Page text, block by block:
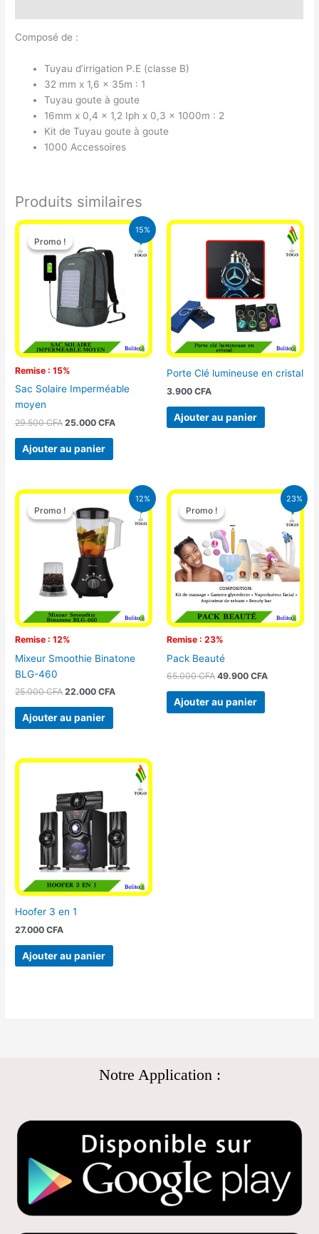
Composé de :
Tuyau d’irrigation P.E (classe B)
32 mm x 1,6 x 35m : 1
Tuyau goute à goute
16mm x 0,4 x 1,2 Iph x 0,3 x 1000m : 2
Kit de Tuyau goute à goute
1000 Accessoires
Produits similaires
15%
Promo !
Remise : 15%
Promo !
Sac Solaire Imperméable
moyen
29.500CFA
Le
prix
initial
était :
29.500 CFA.
25.000CFA
Le
prix
actuel
Ajouter au panier
Porte Clé lumineuse en cristal
3.900 CFA
Ajouter au panier
12%
Promo !
Remise : 12%
Promo !
Mixeur Smoothie Binatone
BLG-460
25.000CFA
Le
prix
initial
était :
25.000 CFA.
22.000CFA
Le
prix
actuel
est :
Ajouter au panier
23%
Promo !
Remise : 23%
Promo !
Pack Beauté
65.000CFA
Le
prix
initial
était :
65.000 CFA.
49.900 CFA
Le
prix
actuel
49.900
Ajouter au panier
Hoofer 3 en 1
27.000CFA
Ajouter au panier
Notre Application :